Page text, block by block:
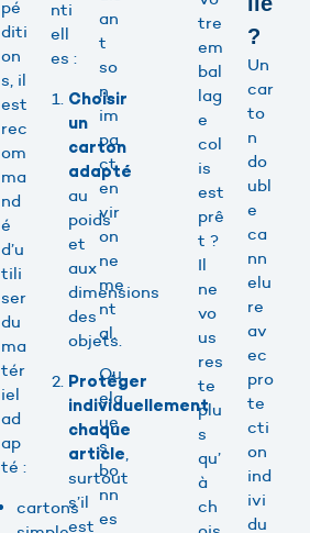
pé
diti
on
s, il
est
rec
om
ma
nd
é
d’u
tili
ser
du
ma
tér
iel
ad
ap
té :
cartons
nti
ell
es :
Choisir
un
carton
adapté
au
poids
et
aux
dimensions
des
objets.
Protéger
individuellement
chaque
article,
surtout
s’il
est
an
t
so
n
im
pa
ct
en
vir
on
ne
me
nt
al.
Qu
elq
ue
s
bo
nn
es
tre
em
bal
lag
e
col
is
est
prê
t ?
Il
ne
vo
us
res
te
plu
s
qu’
à
ch
?
Un
car
to
n
do
ubl
e
ca
nn
elu
re
av
ec
pro
te
cti
on
ind
ivi
du